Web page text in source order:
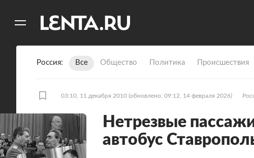
Россия Все Общество Политика Происшествия
03:10, 11 декабря 2010 (обновлено: 09:12, 14 февраля 2026)
Нетрезвые
автобус